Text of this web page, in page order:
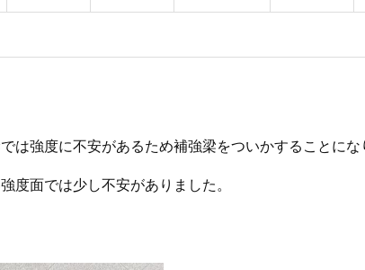
は強度に不安があるため補強梁をついかすることにな
度面では少し不安がありました。